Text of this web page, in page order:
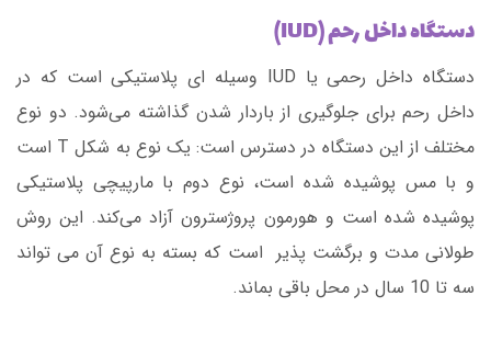
دستگاه داخل رحم (IUD)
دستگاه داخل رحمی یا IUD وسیله ‌ای پلاستیکی است که در
داخل رحم برای جلوگیری از باردار شدن گذاشته می‌شود. دو نوع
مختلف از این دستگاه در دسترس است: یک نوع به شکل T است
و با مس پوشیده شده است، نوع دوم با مارپیچی پلاستیکی
پوشیده شده است و هورمون پروژسترون آزاد می‌کند. این روش
طولانی مدت و برگشت پذیر است که بسته به نوع آن می تواند
سه تا 10 سال در محل باقی بماند.